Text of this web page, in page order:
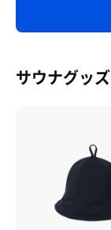
サウナグッズ